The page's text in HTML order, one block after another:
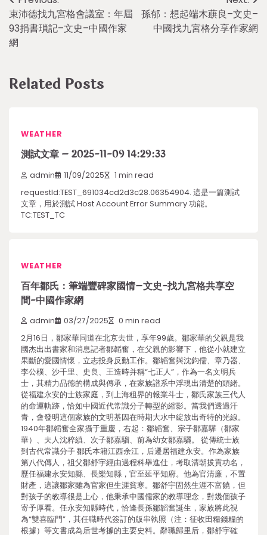
navigation
束沛德找九宮格會議室：年屆
93捐書瑣記–文史–中國作家
網
孫郁：想起端木蕻良–文史–
中國找九宮格分享作家網
Related Posts
WEATHER
測試文章 – 2025-11-09 14:29:33
admin 11/09/2025 1 min read
requestId:TEST_691034cd2d3c28.06354904. 這是一篇測試
文章，用於測試 Host Account Error Summary 功能。
TC:TEST_TC
WEATHER
百年鄒氏：筆端豐碑家國情–文史-找九宮格共享空
間-中國作家網
admin 03/27/2025 0 min read
2月16日，鄒家華同道在北京去世，享年99歲。鄒家華的父親是我
國杰出出書家和消息記者鄒韜奮，在父親的影響下，他從小就建立
果斷的愛國情懷，立志投身反動工作。鄒韜奮與沈鈞儒、章乃器、
李公樸、沙千里、史良、王造時并稱“七正人”，作為一名文明兵
士，其精力品德的構成與傳承，在家族譜系中浮現出清楚的頭緒。
從福建永安的士族家庭，到上海租界的報業斗士，鄒氏家族三代人
的命運軌跡，恰如中國近代常識分子轉型的縮影。當我們透過汗
青，會發明這個家族的文明基因在時期大水中綻放出奇特的光線。
1940年鄒韜奮全家攝于重慶，右起：鄒韜奮、宗子鄒嘉驊（鄒家
華）、夫人沈粹縝、次子鄒嘉騮、前為幼女鄒嘉驪。 從傳統士族
到古代常識分子 鄒氏本籍江西余江，后遷居福建永安。作為家族
第八代傳人，祖父鄒舒宇經由過程科舉進仕，考取清朝拔貢功名，
歷任福建永安知縣、長樂知縣，官至延平知府。他為官清廉，不置
財產，這讓鄒家雖為官家但生涯貧寒。鄒舒宇固然生涯不富饒，但
對孩子的教導很是上心，他秉承中國儒家的教導理念，對幾個孩子
寄予厚看。任永安知縣時代，恰逢長孫鄒韜奮誕生，家族將此視
為“雙喜臨門”，其任職時代簽訂的版串執照（注：征收田糧錢糧的
根據）等文書成為后世考據的主要史料。辭職歸里后，鄒舒宇確